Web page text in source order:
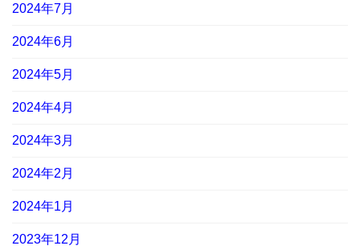
2024年7月
2024年6月
2024年5月
2024年4月
2024年3月
2024年2月
2024年1月
2023年12月